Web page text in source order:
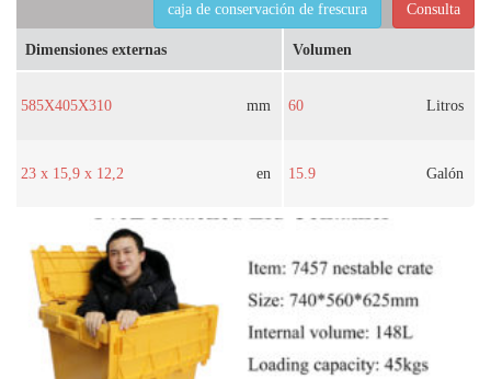
Consulta
caja de conservación de frescura
Dimensiones externas
585X405X310 mm
23 x 15,9 x 12,2 en
Volumen
60 Litros
15.9 Galón